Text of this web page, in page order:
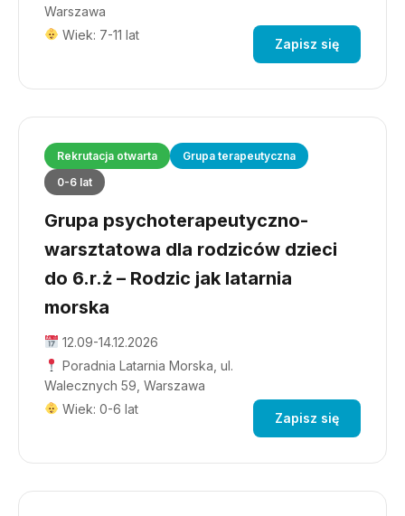
Warszawa
Wiek: 7-11 lat
Zapisz się
Rekrutacja otwarta
Grupa terapeutyczna
0-6 lat
Grupa psychoterapeutyczno-
warsztatowa dla rodziców dzieci
do 6.r.ż – Rodzic jak latarnia
morska
12.09-14.12.2026
Poradnia Latarnia Morska, ul.
Walecznych 59, Warszawa
Wiek: 0-6 lat
Zapisz się